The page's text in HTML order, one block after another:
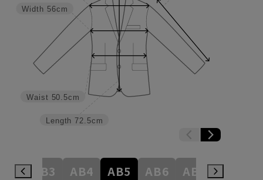
Length 72.5cm
Waist 50.5cm
Width 56cm
A8 AB3 AB4 AB5 AB6 AB7 AB8